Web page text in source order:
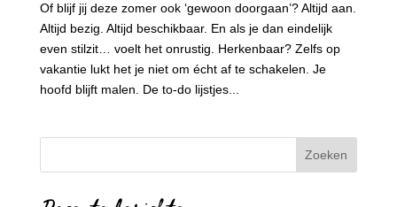
Of blijf jij deze zomer ook ‘gewoon doorgaan’? Altijd aan.
Altijd bezig. Altijd beschikbaar. En als je dan eindelijk
even stilzit… voelt het onrustig. Herkenbaar? Zelfs op
vakantie lukt het je niet om écht af te schakelen. Je
hoofd blijft malen. De to-do lijstjes...